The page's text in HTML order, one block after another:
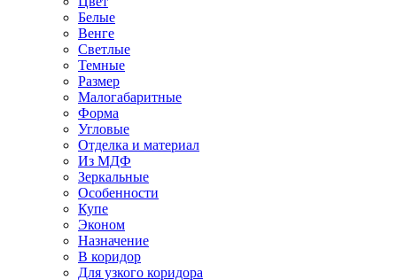
Белые
Венге
Светлые
Темные
Размер
Малогабаритные
Форма
Угловые
Отделка и материал
Из МДФ
Зеркальные
Особенности
Купе
Эконом
Назначение
В коридор
Для узкого коридора